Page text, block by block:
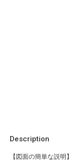
Description
【図面の簡単な説明】